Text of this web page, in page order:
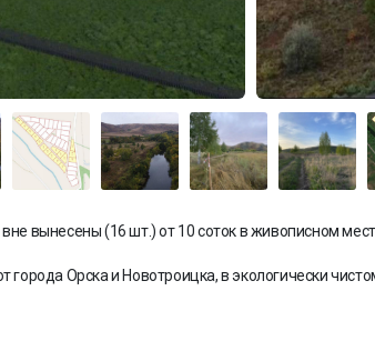
вынесены (16 шт.) от 10 соток в живописном
города Орска и Новотроицка, в экологически